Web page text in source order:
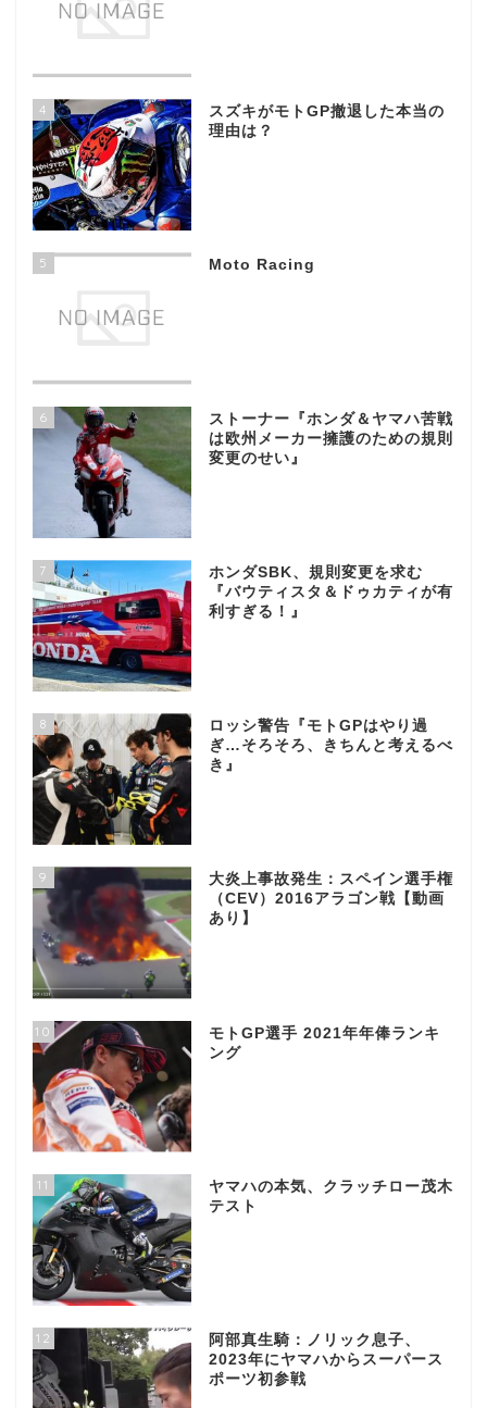
4
スズキがモトGP撤退した本当の
理由は？
5 Moto Racing
6
ストーナー『ホンダ＆ヤマハ苦戦
は欧州メーカー擁護のための規則
変更のせい』
7
ホンダSBK、規則変更を求む
『バウティスタ＆ドゥカティが有
利すぎる！』
8
ロッシ警告『モトGPはやり過
ぎ…そろそろ、きちんと考えるべ
き』
9
大炎上事故発生：スペイン選手権
（CEV）2016アラゴン戦【動画
あり】
10
モトGP選手 2021年年俸ランキ
ング
11
ヤマハの本気、クラッチロー茂木
テスト
12
阿部真生騎：ノリック息子、
2023年にヤマハからスーパース
ポーツ初参戦